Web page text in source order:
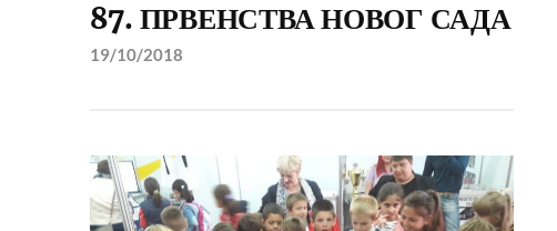
87. ПРВЕНСТВА НОВОГ САДА
19/10/2018